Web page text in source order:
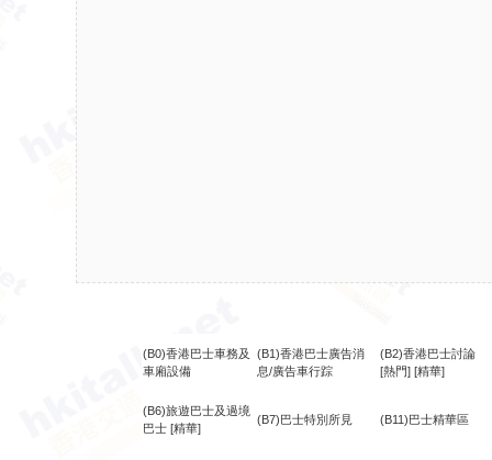
(B0)香港巴士車務及
車廂設備
(B1)香港巴士廣告消
息/廣告車行踪
(B2)香港巴士討論
[熱門] [精華]
(B6)旅遊巴士及過境
巴士 [精華]
(B7)巴士特別所見 (B11)巴士精華區